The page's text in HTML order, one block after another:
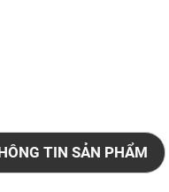
TIN SẢN PHẨM